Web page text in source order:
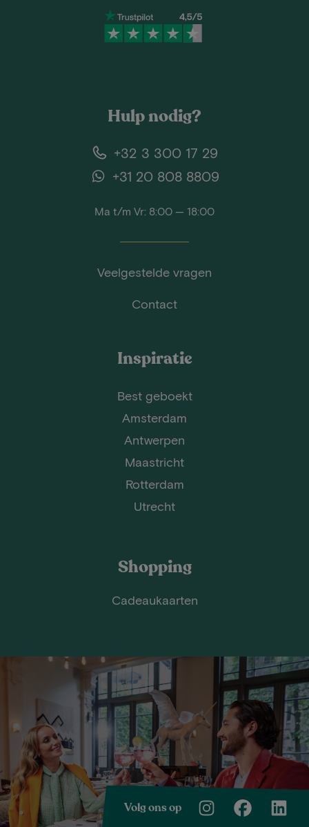
Hulp nodig?
+32 3 300 17 29
+31 20 808 8809
Ma t/m Vr: 8:00 — 18:00
Veelgestelde vragen
Contact
Inspiratie
Best geboekt
Amsterdam
Antwerpen
Maastricht
Rotterdam
Utrecht
Shopping
Cadeaukaarten
Volg ons op